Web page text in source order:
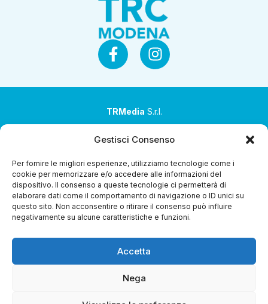
Gestisci Consenso
Per fornire le migliori esperienze, utilizziamo tecnologie come i
cookie per memorizzare e/o accedere alle informazioni del
dispositivo. Il consenso a queste tecnologie ci permetterà di
elaborare dati come il comportamento di navigazione o ID unici su
questo sito. Non acconsentire o ritirare il consenso può influire
negativamente su alcune caratteristiche e funzioni.
Accetta
Nega
TRMedia S.r.l.
coordinamento da parte di Coop Alleanza 3.0 Soc. Coop.
Sede legale: via Ragazzi del ’99 nr. 51 42124 Reggio Emilia
(RE)
P.Iva 00651840365
Home i Programmi Diretta Streaming Guida TV
Chi
Gerenza